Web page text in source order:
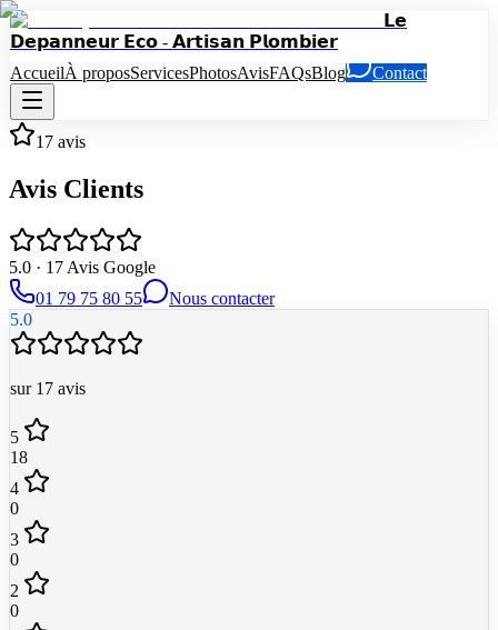
𝗟𝗲
𝗗𝗲𝗽𝗮𝗻𝗻𝗲𝘂𝗿 𝗘𝗰𝗼 - 𝗔𝗿𝘁𝗶𝘀𝗮𝗻 𝗣𝗹𝗼𝗺𝗯𝗶𝗲𝗿
AccueilÀ proposServicesPhotosAvisFAQsBlog Contact
17 avis
Avis Clients
5.0 · 17 Avis Google
01 79 75 80 55
Nous contacter
5.0
sur 17 avis
5
18
4
0
3
0
2
0